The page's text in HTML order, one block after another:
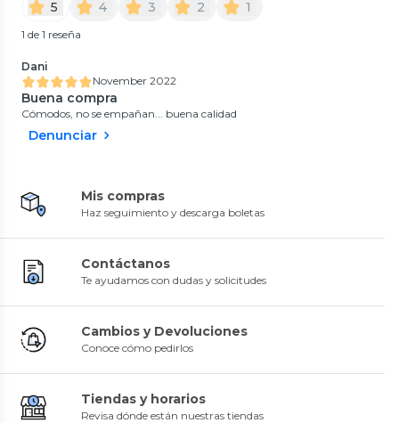
5 4 3 2 1
1 de 1 reseña
Dani
November 2022
Buena compra
Cómodos, no se empañan... buena calidad
Denunciar
Mis compras
Haz seguimiento y descarga boletas
Contáctanos
Te ayudamos con dudas y solicitudes
Cambios y Devoluciones
Conoce cómo pedirlos
Tiendas y horarios
Revisa dónde están nuestras tiendas